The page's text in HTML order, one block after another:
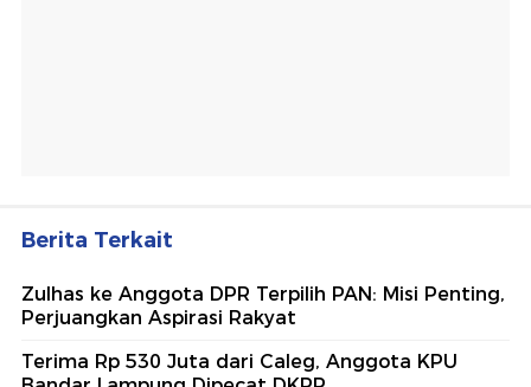
Berita Terkait
Zulhas ke Anggota DPR Terpilih PAN: Misi Penting,
Perjuangkan Aspirasi Rakyat
Terima Rp 530 Juta dari Caleg, Anggota KPU